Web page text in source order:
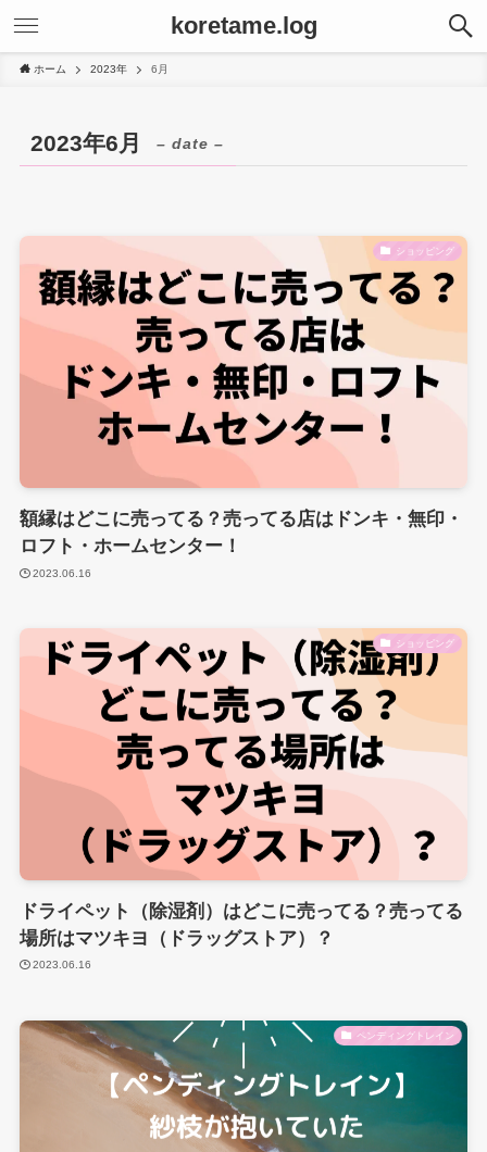
koretame.log
ホーム 2023年 6月
2023年6月 – date –
ショッピング
額縁はどこに売ってる？売ってる店はドンキ・無印・
ロフト・ホームセンター！
2023.06.16
ショッピング
ドライペット（除湿剤）はどこに売ってる？売ってる
場所はマツキヨ（ドラッグストア）？
2023.06.16
ペンディングトレイン